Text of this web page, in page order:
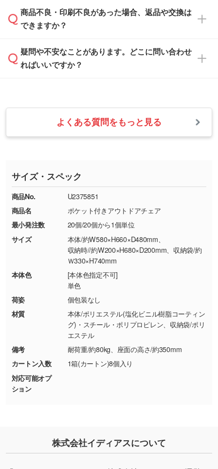
しい
解像度の低い画像や、手書きのイラスト、写真
などを、印刷に適したベクターデータに変換し
・フルカラーデータを1色に変換してほしい
・1色印刷でグラデーションや濃淡を表現した
い
す。→詳しく見る
・コーポレートカラーを使って印刷したい／印
刷色にこだわりがある
DIC・PANTONEなどのカラーチップの指定や、
現物支給による色指定も承っております。→
・背景がある画像からキャラクター部分だけを
使いたいです
シンプルな背景のデータや、使いたいキャラク
ター部分の輪郭がはっきりしているデータは切
り抜き処理が可能です。→詳しく見る
・持っているデータの背景が足りない／塗り足
しの作り方が分からない
印刷したいデータが印刷範囲よりも小さい場
合、シンプルな色・柄の背景であれば拡張が可
能です。→
URLをご指定いただければ、QRコードを生成
いたします。配置のご相談にも応じています。
本体色がブラック、ネイビーなど濃色の場合は
白色か淡い色の印刷色をおすすめしておりま
す。
本体色がナチュラルなど淡色の場合、印刷をく
っきりと目立たせたいときは濃い印刷色が、柔
らかい雰囲気にしたいときは淡い印刷色が映え
また、お選びいただいた印刷色が本体色に合わ
ない場合や仕上がりに影響しそうな場合は、ス
タッフから別の色をご案内することもございま
営業日は平日の10:00～18:00で、土日祝日はお
休みとなります。注文・見積・お問い合わせ
速やかに対応いたします。
商品不良・印刷不良があった場合、返品や交換は
できますか？
お手数をお掛けいたしますが、至急担当スタッ
フまでご連絡ください。商品の状況を確認し、
・お届け時に商品が損傷・故障している場合
・ご注文と異なる商品が届いた場合
・印刷不良があった場合
※詳しくは「商品の良品基準について
ください。
【返品・交換ができない場合】
・お客様の元で商品を加工された場合、または
商品が破損した場合
・商品到着後7日以上経過している場合
・お客様のご都合による返品・交換依頼(商
品・色・数量などの注文間違い等)
疑問や不安なことがあります。どこに問い合わせ
ればいいですか？
業日以内に担当スタッフよりメールにてご連絡
いたします。
お急ぎの場合はお電話でのご質問も受け付けて
TEL：0422-29-9911 営業時間10:00～
18:00(土日祝日除く)
お問い合わせフォームはこちら
よくある質問をもっと見る
サイズ・スペック
商品No.
U2375851
商品名
ポケット付きアウトドアチェア
最小発注数
20個/20個から1個単位
サイズ
本体/約W580×H660×D480mm、
収納時//約W200×H680×D200mm、収納袋/約
Ｗ330×H740mm
本体色
[本体色指定不可]
単色
荷姿
個包装なし
材質
本体/ポリエステル(塩化ビニル樹脂コーティン
グ)・スチール・ポリプロピレン、収納袋/ポリ
エステル
備考
耐荷重/約80kg、座面の高さ/約350mm
カートン入数
1箱(カートン)8個入り
対応可能オプ
ション
株式会社イディアスについて